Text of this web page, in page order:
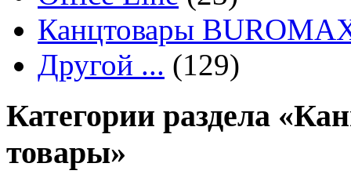
Канцтовары
Другой ... (129)
Категории раздела
товары»